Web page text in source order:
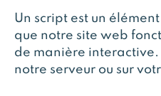
Un script est un
que notre site web
de manière interactive.
notre serveur ou sur